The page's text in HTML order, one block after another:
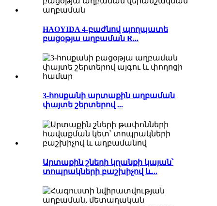
HAOYIDA 4-բաժնով պողպատե
բացօթյա աղբաման R...
3-հոսքանի արտաքին աղբաման
փայտե շերտերով ...
Արտաքին շների կղանքի կայան՝
տոպրակների բաշխիչով և...